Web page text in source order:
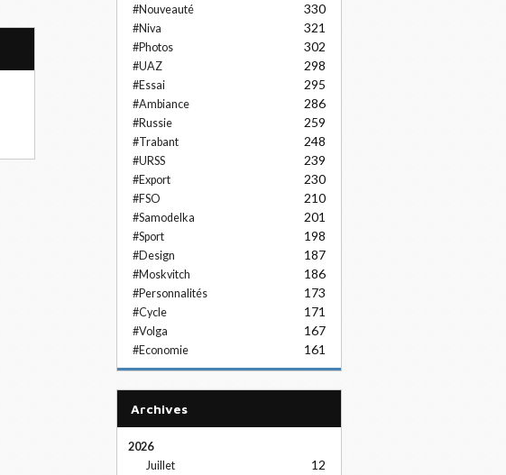
#Nouveauté 330
#Niva 321
#Photos 302
#UAZ 298
#Essai 295
#Ambiance 286
#Russie 259
#Trabant 248
#URSS 239
#Export 230
#FSO 210
#Samodelka 201
#Sport 198
#Design 187
#Moskvitch 186
#Personnalités 173
#Cycle 171
#Volga 167
#Economie 161
Archives
2026
Juillet
12